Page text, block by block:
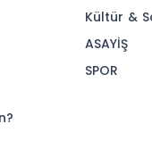
Kültür &
ASAYİŞ
SPOR